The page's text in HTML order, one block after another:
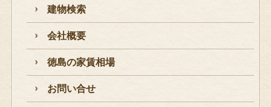
建物検索
会社概要
徳島の家賃相場
お問い合せ